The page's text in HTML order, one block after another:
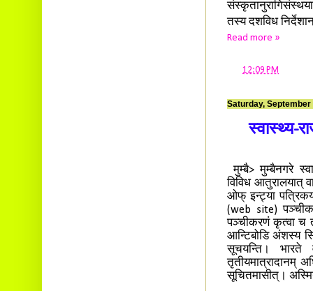
तस्य दशविध
Read more »
12:09 PM
Saturday, September
स्वास्थ्य-
मुम्बै> मुम्बैनगरे
विविध आतुरालयात्
ओफ् इन्ट्या
(web site)
पञ्चीकरणं कृत्वा च
आन्टिबोडि अंशस्य
सूचयन्ति। भारते
तृतीयमात्रादानम्
सूचितमासीत्।